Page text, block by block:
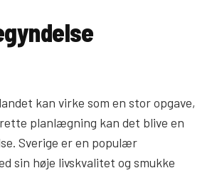
kan virke som en stor opgave,
planlægning kan det blive en
Sverige er en populær
sin høje livskvalitet og smukke